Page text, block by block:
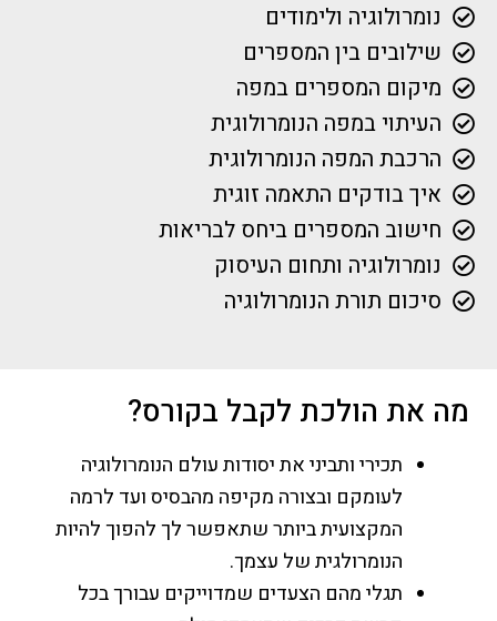
נומרולוגיה ולימודים
שילובים בין המספרים
מיקום המספרים במפה
העיתוי במפה הנומרולוגית
הרכבת המפה הנומרולוגית
איך בודקים התאמה זוגית
חישוב המספרים ביחס לבריאות
נומרולוגיה ותחום העיסוק
סיכום תורת הנומרולוגיה
מה את הולכת לקבל בקורס?
תכירי ותביני את יסודות עולם הנומרולוגיה
לעומקם ובצורה מקיפה מהבסיס ועד לרמה
המקצועית ביותר שתאפשר לך להפוך להיות
הנומרולגית של עצמך.
תגלי מהם הצעדים שמדוייקים עבורך בכל